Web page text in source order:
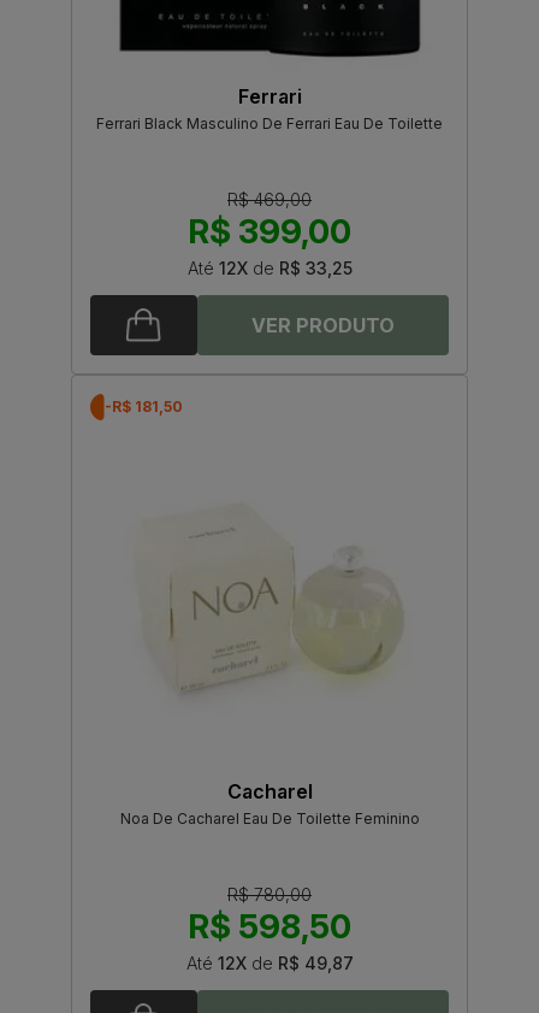
Ferrari
Ferrari Black Masculino De Ferrari Eau De Toilette
R$ 469,00
R$ 399,00
Até 12Xde R$ 33,25
-R$ 181,50
Cacharel
Noa De Cacharel Eau De Toilette Feminino
R$ 780,00
R$ 598,50
Até 12Xde R$ 49,87